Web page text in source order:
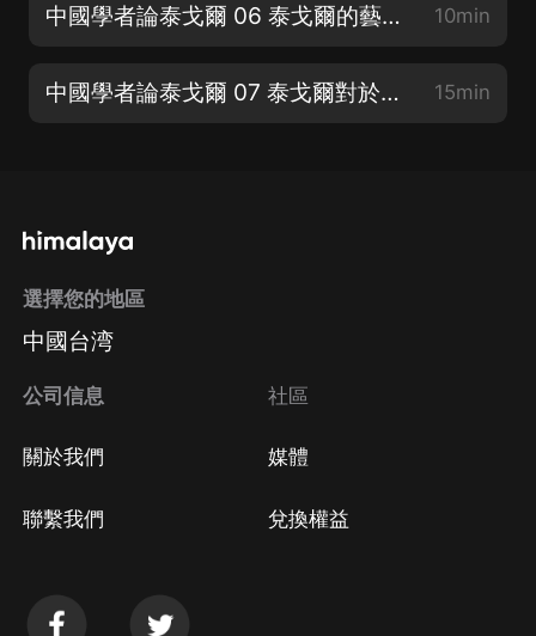
中國學者論泰戈爾 06 泰戈爾的藝術觀·鄭振鐸 10min
中國學者論泰戈爾 07 泰戈爾對於印度和世界的使命·張聞天 15min
選擇您的地區
中國台湾
公司信息
關於我們
聯繫我們
社區
媒體
兌換權益